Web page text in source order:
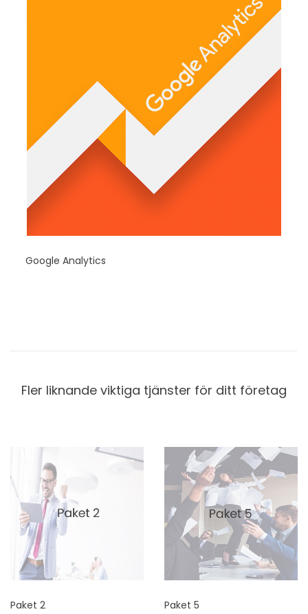
Google Analytics
Fler liknande viktiga tjänster för ditt företag
Paket 2
Paket 5